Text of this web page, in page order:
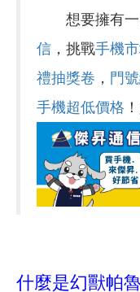
想要擁有一
信 ，挑戰手機
禮抽獎卷 ， 門
手機超低價格
什麼是幻獸帕